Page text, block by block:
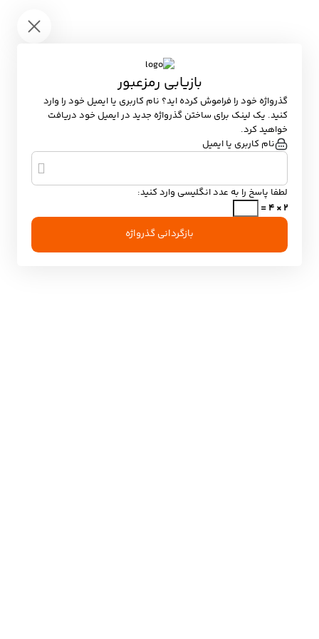
بازیابی رمزعبور
گذرواژه خود را فراموش کرده اید؟ نام کاربری یا ایمیل خود را وارد
کنید. یک لینک برای ساختن گذرواژه جدید در ایمیل خود دریافت
خواهید کرد.
نام کاربری یا ایمیل
لطفا پاسخ را به عدد انگلیسی وارد کنید:
2 × 4 =
بازگردانی گذرواژه